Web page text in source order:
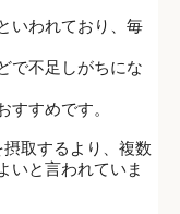
いわれており、毎
で不足しがちにな
すすめです。
取するより、複数
いと言われていま